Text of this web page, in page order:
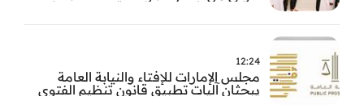
مستشفى المقاصد
12:24
مجلس الإمارات للإفتاء والنيابة العامة
يبحثان آليات تطبيق قانون تنظيم الفتوى